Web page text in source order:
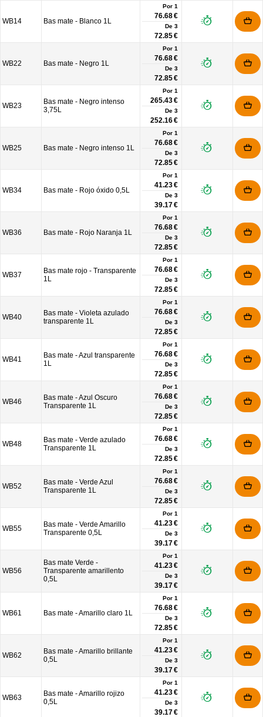
WB14 Bas mate - Blanco 1L
Por 1
76.68 €
De 3
72.85 €
WB22 Bas mate - Negro 1L
Por 1
76.68 €
De 3
72.85 €
WB23
Bas mate - Negro intenso
3,75L
Por 1
265.43 €
De 3
252.16 €
WB25 Bas mate - Negro intenso 1L
Por 1
76.68 €
De 3
72.85 €
WB34 Bas mate - Rojo óxido 0,5L
Por 1
41.23 €
De 3
39.17 €
WB36 Bas mate - Rojo Naranja 1L
Por 1
76.68 €
De 3
72.85 €
WB37
Bas mate rojo - Transparente
1L
Por 1
76.68 €
De 3
72.85 €
WB40
Bas mate - Violeta azulado
transparente 1L
Por 1
76.68 €
De 3
72.85 €
WB41
Bas mate - Azul transparente
1L
Por 1
76.68 €
De 3
72.85 €
WB46
Bas mate - Azul Oscuro
Transparente 1L
Por 1
76.68 €
De 3
72.85 €
WB48
Bas mate - Verde azulado
Transparente 1L
Por 1
76.68 €
De 3
72.85 €
WB52
Bas mate - Verde Azul
Transparente 1L
Por 1
76.68 €
De 3
72.85 €
WB55
Bas mate - Verde Amarillo
Transparente 0,5L
Por 1
41.23 €
De 3
39.17 €
WB56
Bas mate Verde -
Transparente amarillento
0,5L
Por 1
41.23 €
De 3
39.17 €
WB61 Bas mate - Amarillo claro 1L
Por 1
76.68 €
De 3
72.85 €
WB62
Bas mate - Amarillo brillante
0,5L
Por 1
41.23 €
De 3
39.17 €
WB63
Bas mate - Amarillo rojizo
0,5L
Por 1
41.23 €
De 3
39.17 €